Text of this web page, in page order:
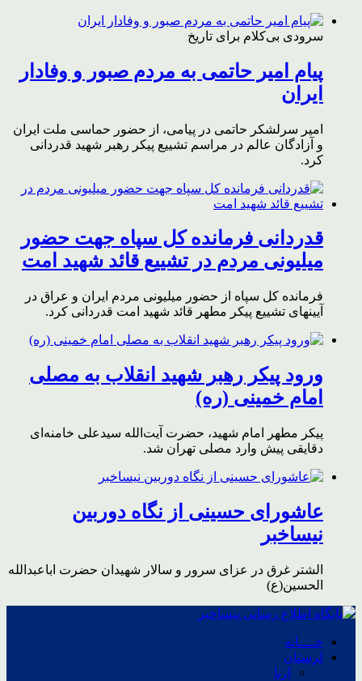
سرودی بی‌کلام برای تاریخ
پیام امیر حاتمی به مردم صبور و وفادار
ایران
امیر سرلشکر حاتمی در پیامی، از حضور حماسی ملت ایران
و آزادگان عالم در مراسم تشییع پیکر رهبر شهید قدردانی
کرد.
قدردانی فرمانده کل سپاه جهت حضور
میلیونی مردم در تشییع قائد شهید امت
فرمانده کل سپاه از حضور میلیونی مردم ایران و عراق در
آیینهای تشییع پیکر مطهر قائد شهید امت قدردانی کرد.
ورود پیکر رهبر شهید انقلاب به مصلی
امام خمینی (ره)
پیکر مطهر امام شهید،‌ حضرت آیت‌الله سیدعلی خامنه‌ای
دقایقی پیش وارد مصلی تهران شد.
عاشورای حسینی از نگاه دوربین
نیساخبر
الشتر غرق در عزای سرور و سالار شهیدان حضرت اباعبدالله
الحسین(ع)
خــــانه
لرستان
ازنا